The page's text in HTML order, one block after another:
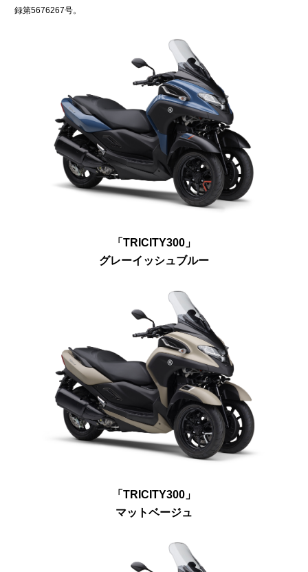
録第5676267号。
「TRICITY300」
グレーイッシュブルー
「TRICITY300」
マットベージュ